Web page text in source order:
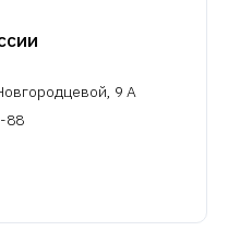
9 А
88